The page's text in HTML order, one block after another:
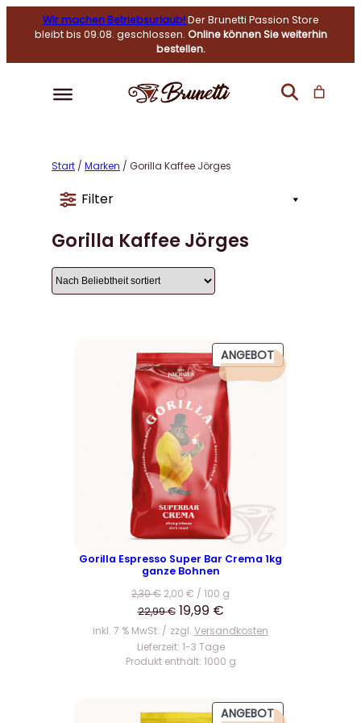
Wir machen Betriebsurlaub!Der Brunetti Passion Store
bleibt bis 09.08. geschlossen. Online können Sie weiterhin
bestellen.
Start / Marken / Gorilla Kaffee Jörges
Filter
Gorilla Kaffee Jörges
ANGEBOTP
R
E
Gorilla Espresso Super Bar Crema 1kg
ganze Bohnen
2,30€ 2,00 € / 100 g
22,99€ U
r
s
p
19,99 €A
k
t
u
l
inkl. 7 % MwSt. zzgl. Versandkosten
Lieferzeit: 1-3 Tage
Produkt enthält: 1000 g
ANGEBOTP